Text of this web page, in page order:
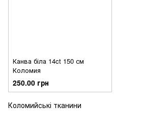
Канва біла 14ct 150 см
Коломия
250.00 грн
Коломийські тканини